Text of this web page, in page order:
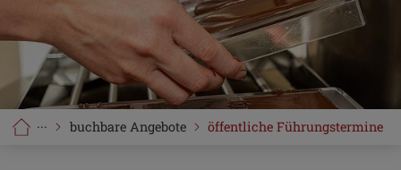
öffentliche Führungstermine
buchbare Angebote
···